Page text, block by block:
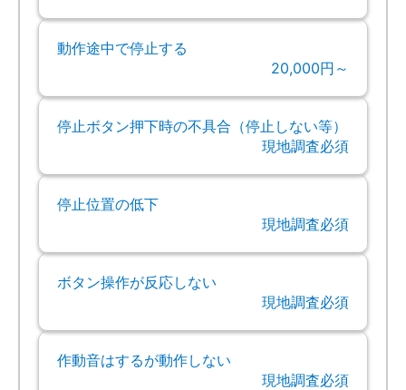
動作途中で停止する
20,000円～
停止ボタン押下時の不具合（停止しない等）
現地調査必須
停止位置の低下
現地調査必須
ボタン操作が反応しない
現地調査必須
作動音はするが動作しない
現地調査必須